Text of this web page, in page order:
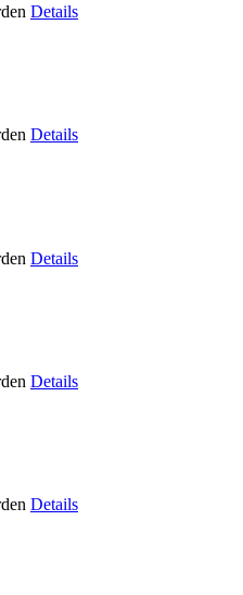
Details
Details
Details
Details
Details